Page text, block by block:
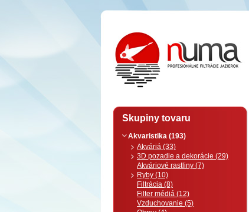
numa
Skupiny tovaru
Akvaristika (193)
Akváriá (33)
3D pozadie a dekorácie (29)
Akváriové rastliny (7)
Ryby (10)
Filtrácia (8)
Filter médiá (12)
Vzduchovanie (5)